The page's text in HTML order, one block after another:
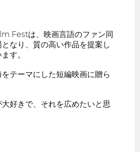
Festは、映画言語のファン同
なり、質の高い作品を提案し
す。
テーマにした短編映画に贈ら
好きで、それを広めたいと思